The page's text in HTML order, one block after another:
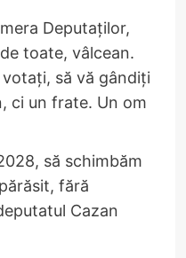
Deputaților,
toate, vâlcean.
să vă gândiți
ci un frate. Un om
să schimbăm
fără
Cazan